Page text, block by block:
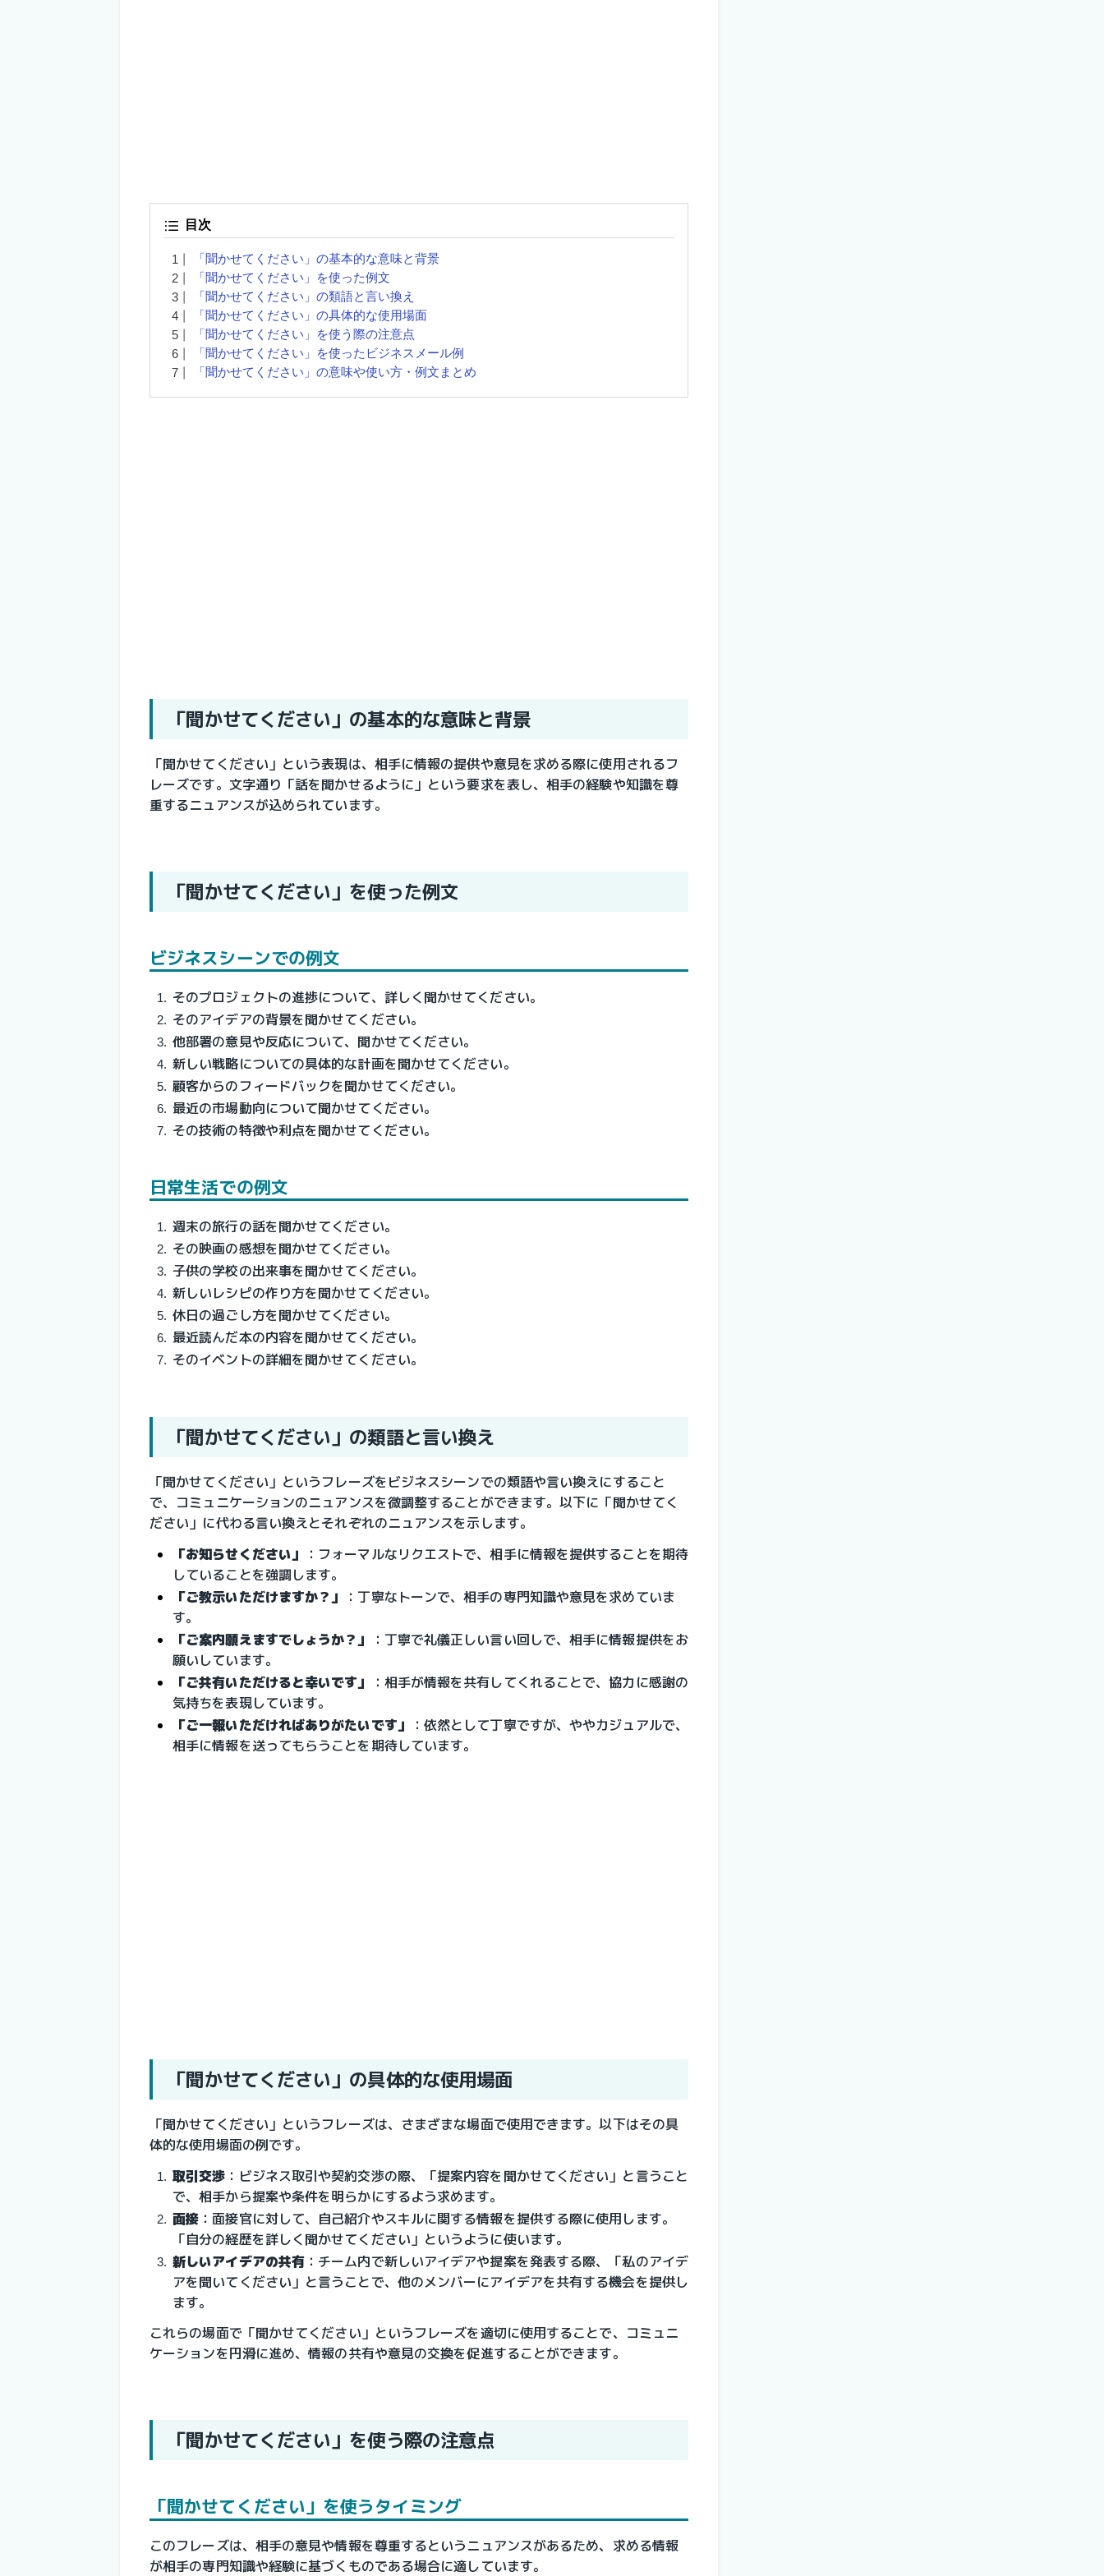
目次
「聞かせてください」の基本的な意味と背景
「聞かせてください」を使った例文
「聞かせてください」の類語と言い換え
「聞かせてください」の具体的な使用場面
「聞かせてください」を使う際の注意点
「聞かせてください」を使ったビジネスメール例
「聞かせてください」の意味や使い方・例文まとめ
「聞かせてください」の基本的な意味と背景
「聞かせてください」という表現は、相手に情報の提供や意見を求める際に使用されるフ
レーズです。文字通り「話を聞かせるように」という要求を表し、相手の経験や知識を尊
重するニュアンスが込められています。
「聞かせてください」を使った例文
ビジネスシーンでの例文
そのプロジェクトの進捗について、詳しく聞かせてください。
そのアイデアの背景を聞かせてください。
他部署の意見や反応について、聞かせてください。
新しい戦略についての具体的な計画を聞かせてください。
顧客からのフィードバックを聞かせてください。
最近の市場動向について聞かせてください。
その技術の特徴や利点を聞かせてください。
日常生活での例文
週末の旅行の話を聞かせてください。
その映画の感想を聞かせてください。
子供の学校の出来事を聞かせてください。
新しいレシピの作り方を聞かせてください。
休日の過ごし方を聞かせてください。
最近読んだ本の内容を聞かせてください。
そのイベントの詳細を聞かせてください。
「聞かせてください」の類語と言い換え
「聞かせてください」というフレーズをビジネスシーンでの類語や言い換えにすること
で、コミュニケーションのニュアンスを微調整することができます。以下に「聞かせてく
ださい」に代わる言い換えとそれぞれのニュアンスを示します。
「お知らせください」
： フォーマルなリクエストで、相手に情報を提供することを期待
していることを強調します。
「ご教示いただけますか？」
： 丁寧なトーンで、相手の専門知識や意見を求めていま
す。
「ご案内願えますでしょうか？」
： 丁寧で礼儀正しい言い回しで、相手に情報提供をお
願いしています。
「ご共有いただけると幸いです」
： 相手が情報を共有してくれることで、協力に感謝の
気持ちを表現しています。
「ご一報いただければありがたいです」
： 依然として丁寧ですが、ややカジュアルで、
相手に情報を送ってもらうことを期待しています。
「聞かせてください」の具体的な使用場面
「聞かせてください」というフレーズは、さまざまな場面で使用できます。以下はその具
体的な使用場面の例です。
取引交渉 ： ビジネス取引や契約交渉の際、「提案内容を聞かせてください」と言うこと
で、相手から提案や条件を明らかにするよう求めます。
面接 ： 面接官に対して、自己紹介やスキルに関する情報を提供する際に使用します。
「自分の経歴を詳しく聞かせてください」というように使います。
新しいアイデアの共有 ： チーム内で新しいアイデアや提案を発表する際、「私のアイデ
アを聞いてください」と言うことで、他のメンバーにアイデアを共有する機会を提供し
ます。
これらの場面で「聞かせてください」というフレーズを適切に使用することで、コミュニ
ケーションを円滑に進め、情報の共有や意見の交換を促進することができます。
「聞かせてください」を使う際の注意点
「聞かせてください」を使うタイミング
このフレーズは、相手の意見や情報を尊重するというニュアンスがあるため、求める情報
が相手の専門知識や経験に基づくものである場合に適しています。